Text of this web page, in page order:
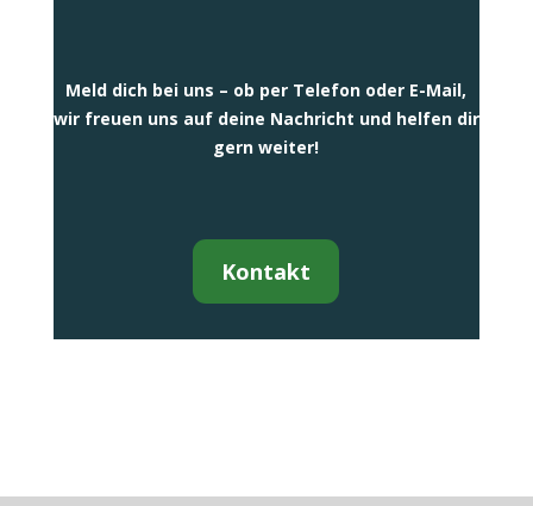
Meld dich bei uns – ob per Telefon oder E-Mail,
wir freuen uns auf deine Nachricht und helfen dir
gern weiter!
Kontakt